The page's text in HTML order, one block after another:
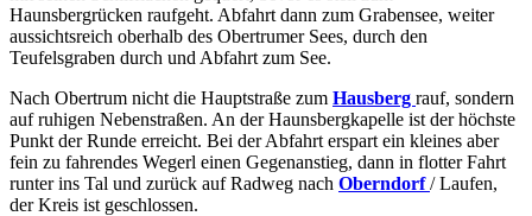
Haunsbergrücken raufgeht. Abfahrt dann zum Grabensee, weiter
aussichtsreich oberhalb des Obertrumer Sees, durch den
Teufelsgraben durch und Abfahrt zum See.
Nach Obertrum nicht die Hauptstraße zum Hausberg rauf, sondern
auf ruhigen Nebenstraßen. An der Haunsbergkapelle ist der höchste
Punkt der Runde erreicht. Bei der Abfahrt erspart ein kleines aber
fein zu fahrendes Wegerl einen Gegenanstieg, dann in flotter Fahrt
runter ins Tal und zurück auf Radweg nach Oberndorf/ Laufen,
der Kreis ist geschlossen.